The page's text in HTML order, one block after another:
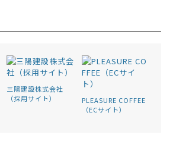
三陽建設株式会社
（採用サイト）
PLEASURE COFFEE
（ECサイト）